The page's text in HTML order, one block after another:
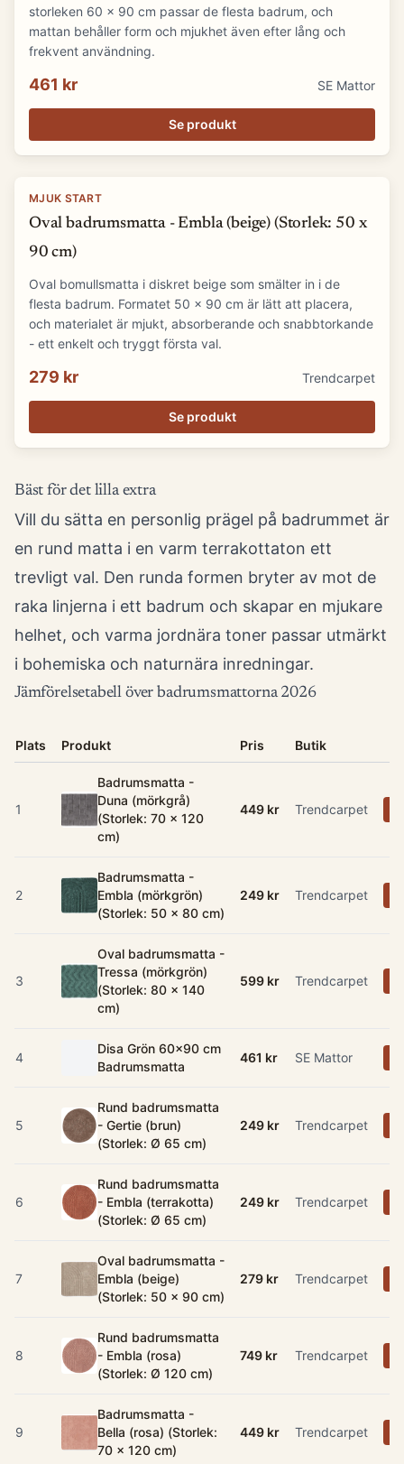
storleken 60 x 90 cm passar de flesta badrum, och
mattan behåller form och mjukhet även efter lång och
frekvent användning.
461 kr SE Mattor
Se produkt
MJUK START
Oval badrumsmatta - Embla (beige) (Storlek: 50 x
90 cm)
Oval bomullsmatta i diskret beige som smälter in i de
flesta badrum. Formatet 50 x 90 cm är lätt att placera,
och materialet är mjukt, absorberande och snabbtorkande
- ett enkelt och tryggt första val.
279 kr Trendcarpet
Se produkt
Bäst för det lilla extra
Vill du sätta en personlig prägel på badrummet är
en rund matta i en varm terrakottaton ett
trevligt val. Den runda formen bryter av mot de
raka linjerna i ett badrum och skapar en mjukare
helhet, och varma jordnära toner passar utmärkt
i bohemiska och naturnära inredningar.
Jämförelsetabell över badrumsmattorna 2026
Plats Produkt Pris Butik
1
Badrumsmatta -
Duna (mörkgrå)
(Storlek: 70 x 120
cm)
449 kr Trendcarpet
2
Badrumsmatta -
Embla (mörkgrön)
(Storlek: 50 x 80 cm)
249 kr Trendcarpet
3
Oval badrumsmatta -
Tressa (mörkgrön)
(Storlek: 80 x 140
cm)
599 kr Trendcarpet
4
Disa Grön 60x90 cm
Badrumsmatta
461 kr SE Mattor
5
Rund badrumsmatta
- Gertie (brun)
(Storlek: Ø 65 cm)
249 kr Trendcarpet
6
Rund badrumsmatta
- Embla (terrakotta)
(Storlek: Ø 65 cm)
249 kr Trendcarpet
7
Oval badrumsmatta -
Embla (beige)
(Storlek: 50 x 90 cm)
279 kr Trendcarpet
8
Rund badrumsmatta
- Embla (rosa)
(Storlek: Ø 120 cm)
749 kr Trendcarpet
9
Badrumsmatta -
Bella (rosa) (Storlek:
70 x 120 cm)
449 kr Trendcarpet